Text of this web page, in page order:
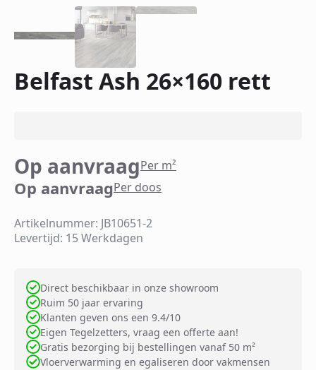
Belfast Ash 26×160 rett
Op aanvraagPer m²
Op aanvraagPer doos
Artikelnummer: JB10651-2
Levertijd: 15 Werkdagen
Direct beschikbaar in onze showroom
Ruim 50 jaar ervaring
Klanten geven ons een 9.4/10
Eigen Tegelzetters, vraag een offerte aan!
Gratis bezorging bij bestellingen vanaf 50 m²
Vloerverwarming en egaliseren door vakmensen